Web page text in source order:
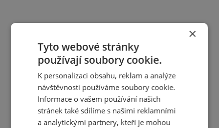
×
Tyto webové stránky
používají soubory cookie.
K personalizaci obsahu, reklam a analýze
návštěvnosti používáme soubory cookie.
Informace o vašem používání našich
stránek také sdílíme s našimi reklamními
a analytickými partnery, kteří je mohou